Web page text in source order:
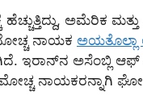
ಅಮೆರಿಕ
ನಾಯಕ
ಇರಾನ್‌ನ ಅಸೆಂಬ್ಲಿ ಆಫ್
ನಾಯಕರನ್ನಾಗಿ